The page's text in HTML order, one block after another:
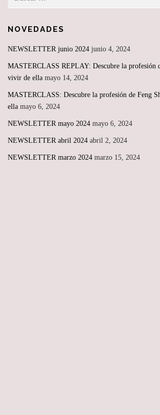
NOVEDADES
NEWSLETTER junio 2024 junio 4, 2024
MASTERCLASS REPLAY: Descubre la profesión
vivir de ella mayo 14, 2024
MASTERCLASS: Descubre la profesión de Feng
ella mayo 6, 2024
NEWSLETTER mayo 2024 mayo 6, 2024
NEWSLETTER abril 2024 abril 2, 2024
NEWSLETTER marzo 2024 marzo 15, 2024